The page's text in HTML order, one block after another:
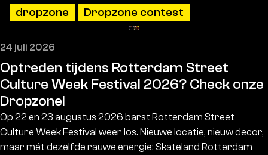
24 juli 2026
dropzone Dropzone contest
Optreden tijdens Rotterdam Street
Culture Week Festival 2026? Check onze
Dropzone!
Op 22 en 23 augustus 2026 barst Rotterdam Street
Culture Week Festival weer los. Nieuwe locatie, nieuw decor,
maar mét dezelfde rauwe energie: Skateland Rotterdam